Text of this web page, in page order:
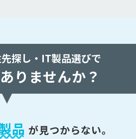
探し・ IT製品選びで
りませんか？
品 が見つからない。